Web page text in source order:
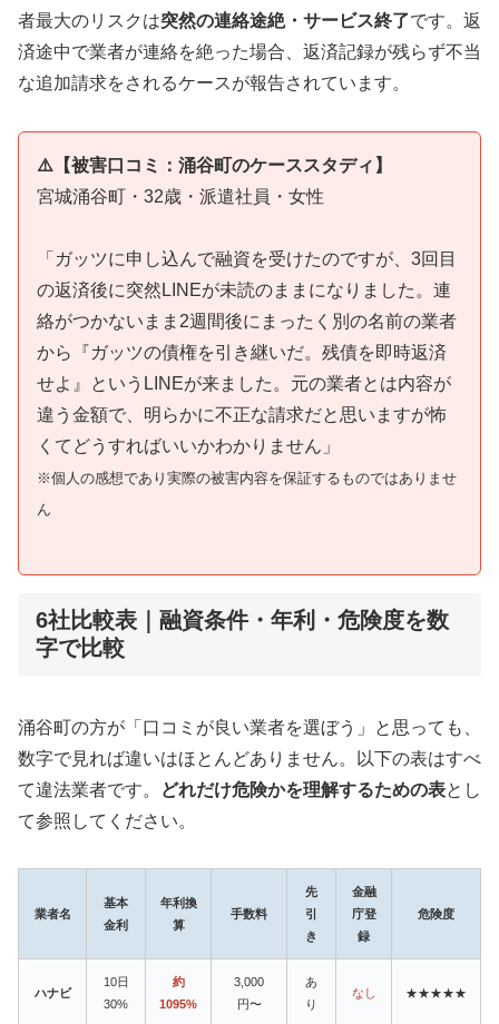
者最大のリスクは突然の連絡途絶・サービス終了です。返
済途中で業者が連絡を絶った場合、返済記録が残らず不当
な追加請求をされるケースが報告されています。
⚠️【被害口コミ：涌谷町のケーススタディ】
宮城涌谷町・32歳・派遣社員・女性
「ガッツに申し込んで融資を受けたのですが、3回目
の返済後に突然LINEが未読のままになりました。連
絡がつかないまま2週間後にまったく別の名前の業者
から『ガッツの債権を引き継いだ。残債を即時返済
せよ』というLINEが来ました。元の業者とは内容が
違う金額で、明らかに不正な請求だと思いますが怖
くてどうすればいいかわかりません」
※個人の感想であり実際の被害内容を保証するものではありませ
ん
6社比較表｜融資条件・年利・危険度を数
字で比較
涌谷町の方が「口コミが良い業者を選ぼう」と思っても、
数字で見れば違いはほとんどありません。以下の表はすべ
て違法業者です。
どれだけ危険かを理解するための表とし
て参照してください。
業者名
基本
金利
年利換
算
手数料
先
引
き
金融
庁登
録
危険度
ハナビ
10日
30%
約
1095%
3,000
円〜
あ
り
なし ★★★★★